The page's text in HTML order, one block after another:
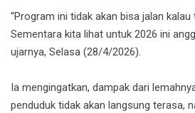
“Program ini tidak akan bisa jalan kalau
Sementara kita lihat untuk 2026 ini
ujarnya, Selasa (28/4/2026).
Ia mengingatkan, dampak dari
penduduk tidak akan langsung terasa,